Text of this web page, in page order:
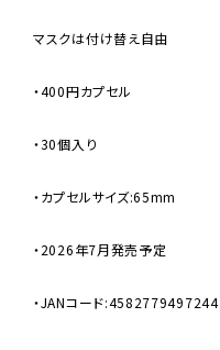
マスクは付け替え自由
・400円カプセル
・30個入り
・カプセルサイズ:65mm
・2026年7月発売予定
・JANコード:4582779497244